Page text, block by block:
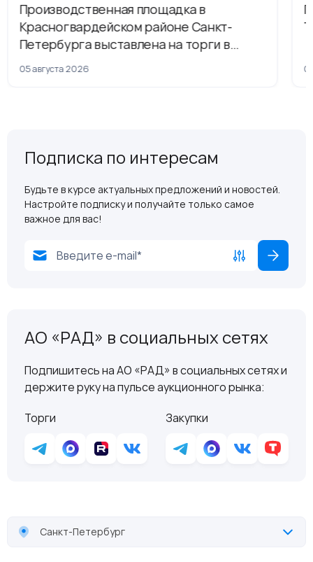
Производственная площадка в
Красногвардейском районе Санкт-
Петербурга выставлена на торги в
рамках приватизации
05 августа 2026
Подписка по интересам
Будьте в курсе актуальных предложений и новостей.
Настройте подписку и получайте только самое
важное для вас!
АО «РАД» в социальных сетях
Подпишитесь на АО «РАД» в социальных сетях и
держите руку на пульсе аукционного рынка:
Торги
Закупки
Санкт-Петербург